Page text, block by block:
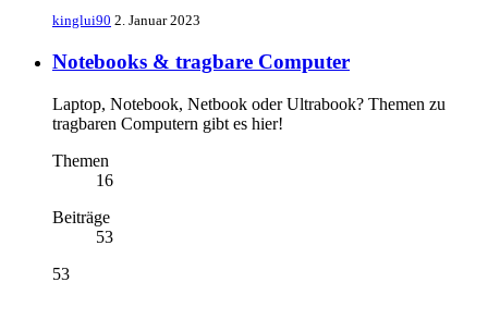
kinglui90 2. Januar 2023
Notebooks & tragbare Computer
Laptop, Notebook, Netbook oder Ultrabook? Themen zu
tragbaren Computern gibt es hier!
Themen
16
Beiträge
53
53